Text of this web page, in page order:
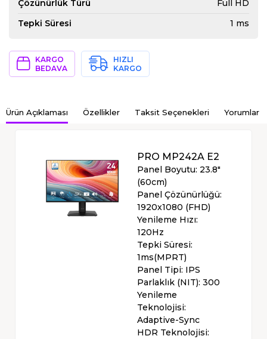
Çözünürlük Türü
Full HD
Tepki Süresi
1 ms
KARGO
BEDAVA
HIZLI
KARGO
Ürün Açıklaması Özellikler Taksit Seçenekleri Yorumlar
PRO MP242A E2
Panel Boyutu: 23.8"
(60cm)
Panel Çözünürlüğü:
1920x1080 (FHD)
Yenileme Hızı:
120Hz
Tepki Süresi:
1ms(MPRT)
Panel Tipi: IPS
Parlaklık (NIT): 300
Yenileme
Teknolojisi:
Adaptive-Sync
HDR Teknolojisi: